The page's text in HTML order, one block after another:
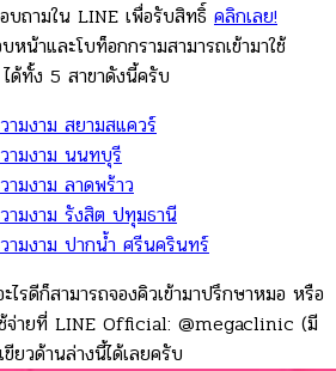
บถามใน LINE เพื่อรับสิทธิ์ คลิกเลย!
น้าและโบท็อกกรามสามารถเข้ามาใช้
ได้ทั้ง 5 สาขาดังนี้ครับ
มงาม สยามสแควร์
ามงาม นนทบุรี
มงาม ลาดพร้าว
ามงาม รังสิต ปทุมธานี
ามงาม ปากน้ำ ศรีนครินทร์
ไรดีก็สามารถจองคิวเข้ามาปรึกษาหมอ หรือ
ช้จ่ายที่ LINE Official: @megaclinic (มี
ยวด้านล่างนี้ได้เลยครับ